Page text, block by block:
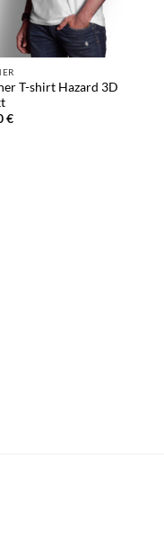
T-shirt Hazard 3D
€